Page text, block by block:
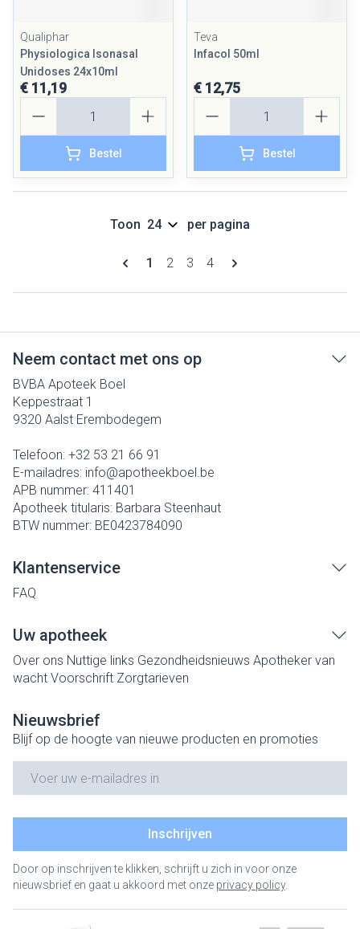
Qualiphar
Physiologica Isonasal
Unidoses 24x10ml
€ 11,19
Bestel
Teva
Infacol 50ml
€ 12,75
Bestel
Pagina's
U lees momenteel pagina
1 Pagina
2 Pagina
3 Pagina
4
Toon per pagina
Neem contact met ons op
BVBA Apoteek Boel
Keppestraat 1
9320 Aalst Erembodegem
Telefoon: +32 53 21 66 91
E-mailadres: info@apotheekboel.be
APB nummer: 411401
Apotheek titularis: Barbara Steenhaut
BTW nummer: BE0423784090
Klantenservice
FAQ
Uw apotheek
Over ons Nuttige links Gezondheidsnieuws Apotheker van
wacht Voorschrift Zorgtarieven
Nieuwsbrief
Blijf op de hoogte van nieuwe producten en promoties
Inschrijven
Door op inschrijven te klikken, schrijft u zich in voor onze
nieuwsbrief en gaat u akkoord met onze privacy policy.